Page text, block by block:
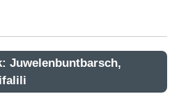
Juwelenbuntbarsch,